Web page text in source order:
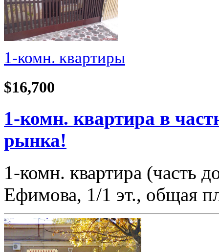
1-комн. квартиры
$16,700
1-комн. квартира в
рынка!
1-комн. квартира (часть
Ефимова, 1/1 эт., общая